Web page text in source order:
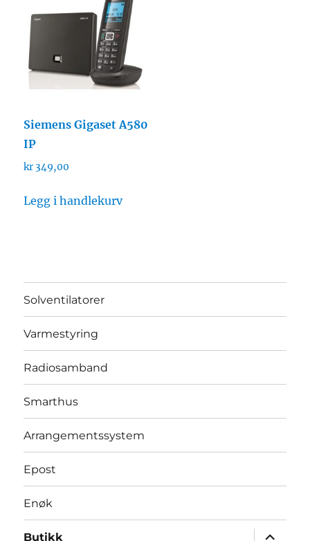
Siemens Gigaset A580
IP
kr 349,00
Legg i handlekurv
Solventilatorer
Varmestyring
Radiosamband
Smarthus
Arrangementssystem
Epost
Enøk
Butikk
Utvid